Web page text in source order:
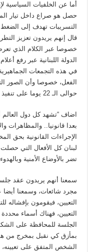
أما عن الخلفيات السياسية
حصل هو صراع داخل تيار
التسريبات تهدف إلى الضغط
قال إنهم يريدون تعزيز
خصوصا عبر الكلام الذي
الدولة اللبنانية عبر رفع
في هذه التجمعات
الفعل، خصوصا وأن الصور
حوالى الـ 22 يوما على تنفيذ الأمر، وأخذت كل الأبعاد التي ذكرناها”.
اضاف “تشهد كل دول العالم
بعدا قانونيا.. والمظاهرات
الإجراءات القانونية بحق
لبنان كل الأفعال التي
تضر بالأوضاع الأمنية
سمعنا أنهم يريدون عقد
مجرد شائعات، وسمعنا أيضا
التعيين، فيقومون بإفشاله
التعيين، فهناك أسماء
الجلسة للمحافظة على
بمأزق كي نقبل بمخرج من
الشخص المتفق على